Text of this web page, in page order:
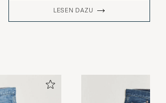
LESEN DAZU